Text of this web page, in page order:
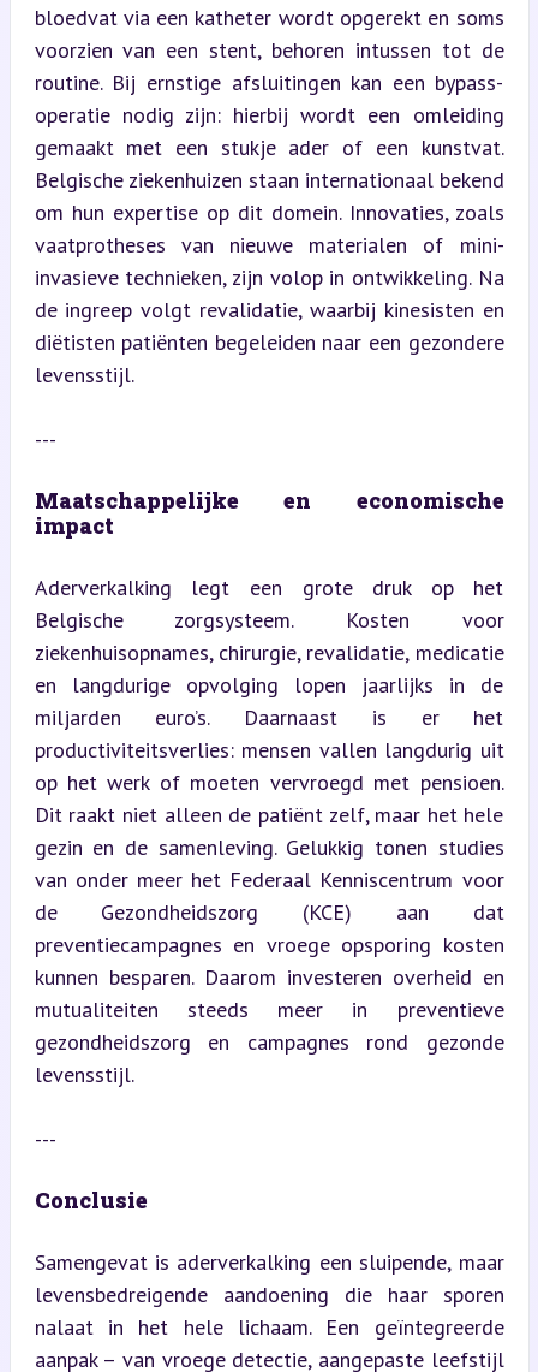
bloedvat via een katheter wordt opgerekt en soms
voorzien van een stent, behoren intussen tot de
routine. Bij ernstige afsluitingen kan een bypass-
operatie nodig zijn: hierbij wordt een omleiding
gemaakt met een stukje ader of een kunstvat.
Belgische ziekenhuizen staan internationaal bekend
om hun expertise op dit domein. Innovaties, zoals
vaatprotheses van nieuwe materialen of mini-
invasieve technieken, zijn volop in ontwikkeling. Na
de ingreep volgt revalidatie, waarbij kinesisten en
diëtisten patiënten begeleiden naar een gezondere
levensstijl.
---
Maatschappelijke en economische
impact
Aderverkalking legt een grote druk op het
Belgische zorgsysteem. Kosten voor
ziekenhuisopnames, chirurgie, revalidatie, medicatie
en langdurige opvolging lopen jaarlijks in de
miljarden euro’s. Daarnaast is er het
productiviteitsverlies: mensen vallen langdurig uit
op het werk of moeten vervroegd met pensioen.
Dit raakt niet alleen de patiënt zelf, maar het hele
gezin en de samenleving. Gelukkig tonen studies
van onder meer het Federaal Kenniscentrum voor
de Gezondheidszorg (KCE) aan dat
preventiecampagnes en vroege opsporing kosten
kunnen besparen. Daarom investeren overheid en
mutualiteiten steeds meer in preventieve
gezondheidszorg en campagnes rond gezonde
levensstijl.
---
Conclusie
Samengevat is aderverkalking een sluipende, maar
levensbedreigende aandoening die haar sporen
nalaat in het hele lichaam. Een geïntegreerde
aanpak – van vroege detectie, aangepaste leefstijl